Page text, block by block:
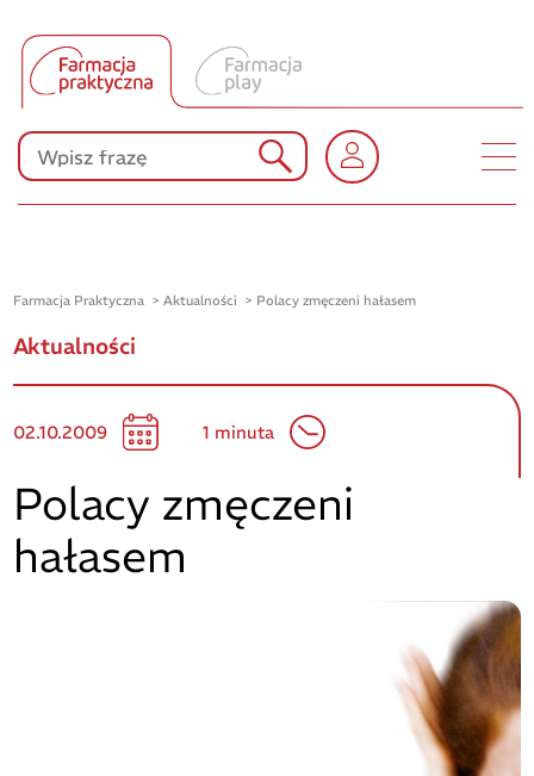
Produkty Polpharmy
KONKURSY
Farmacja Praktyczna Aktualności Polacy zmęczeni hałasem
Aktualności
02.10.2009 1 minuta
Polacy zmęczeni
hałasem